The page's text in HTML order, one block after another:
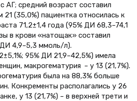
АГ; средний возраст составил
(35,0%) пациентка относилась к
71,2±1,4 года (95% ДИ 68,3–74,1
в крови «натощак» составил
4,9–5,3 ммоль/л).
95% ДИ 21,9–42,5%) имела
макрогематурия – у 13 (21,7%).
была на 88,3% больше
Конкременты располагались у 26
у 13 (21,7%) – в верхней трети и